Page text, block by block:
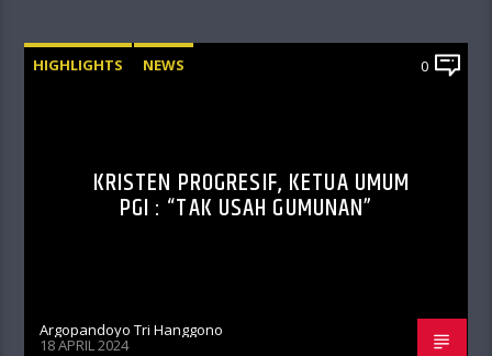
HIGHLIGHTS NEWS 0
KRISTEN PROGRESIF, KETUA UMUM
PGI : “TAK USAH GUMUNAN”
Argopandoyo Tri Hanggono
18 APRIL 2024